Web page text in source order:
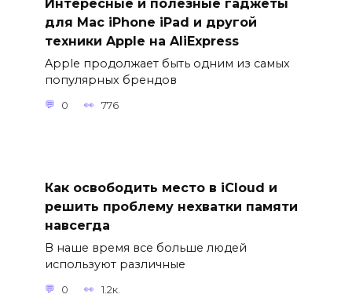
Интересные и полезные гаджеты
для Mac iPhone iPad и другой
техники Apple на AliExpress
Apple продолжает быть одним из самых
популярных брендов
0 776
Как освободить место в iCloud и
решить проблему нехватки памяти
навсегда
В наше время все больше людей
используют различные
0 1.2к.